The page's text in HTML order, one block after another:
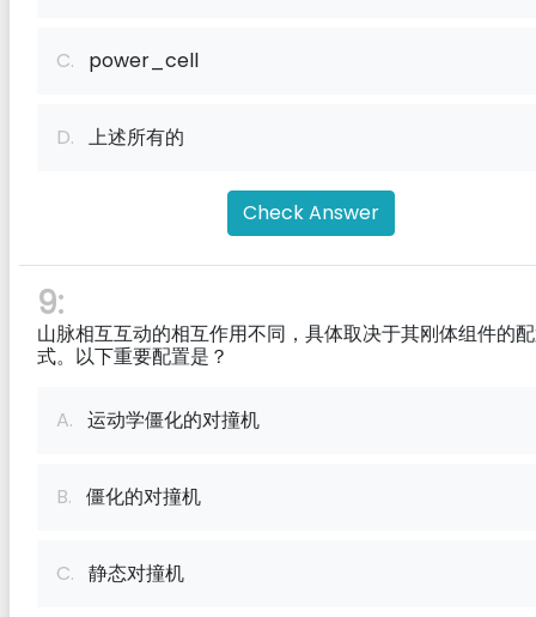
C. power_cell
D. 上述所有的
Check Answer
9:
山脉相互互动的相互作用不同，具体取决于其刚体组件的
式。以下重要配置是？
A. 运动学僵化的对撞机
B. 僵化的对撞机
C. 静态对撞机